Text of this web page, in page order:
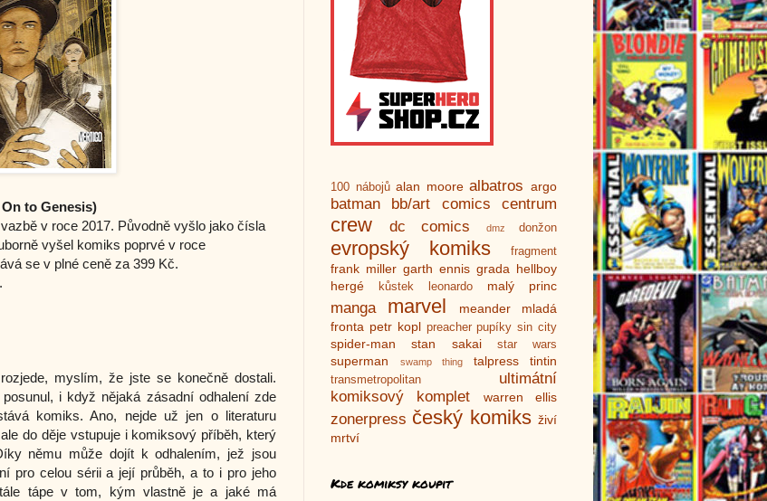
to Genesis)
v roce 2017. Původně vyšlo jako čísla
vyšel komiks poprvé v roce
se v plné ceně za 399 Kč.
.
myslím, že jste se konečně dostali.
i když nějaká zásadní odhalení zde
komiks. Ano, nejde už jen o literaturu
do děje vstupuje i komiksový příběh, který
němu může dojít k odhalením, jež jsou
pro celou sérii a její průběh, a to i pro jeho
tápe v tom, kým vlastně je a jaké má
100 nábojů alan moore albatros argo
batman bb/art comics centrum
crew dc comics dmz donžon
evropský komiks fragment
frank miller garth ennis grada hellboy
hergé
kůstek leonardo malý princ
manga marvel meander
mladá
fronta petr kopl preacher pupíky sin city
spider-man stan sakai star wars
superman swamp thing talpress tintin
transmetropolitan
ultimátní
komiksový komplet
warren ellis
zonerpress český komiks živí
mrtví
Kde komiksy koupit